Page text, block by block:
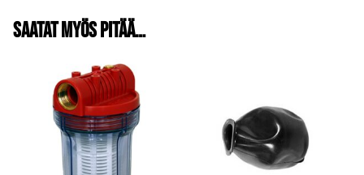
Saatat myös pitää…